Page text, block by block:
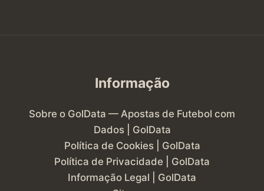
Informação
Sobre o GolData — Apostas de Futebol com
Dados | GolData
Política de Cookies | GolData
Política de Privacidade | GolData
Informação Legal | GolData